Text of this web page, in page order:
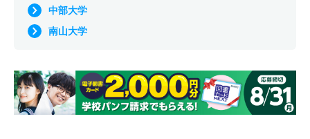
中部大学
南山大学